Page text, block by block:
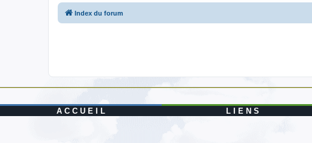
Index du forum
A C C U E I L L I E N S